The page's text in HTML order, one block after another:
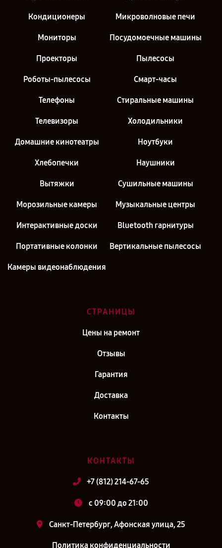
Кондиционеры Микроволновые печи
Мониторы Посудомоечные машины
Проекторы Пылесосы
Роботы-пылесосы Смарт-часы
Телефоны Стиральные машины
Телевизоры Холодильники
Домашние кинотеатры Ноутбуки
Хлебопечки Наушники
Вытяжки Сушильные машины
Морозильные камеры Музыкальные центры
Интерактивные доски Bluetooth гарнитуры
Портативные колонки Вертикальные пылесосы
Камеры видеонаблюдения
СТРАНИЦЫ
Цены на ремонт
Отзывы
Гарантия
Доставка
Контакты
КОНТАКТЫ
+7 (812) 214-67-65
c 09:00 до 21:00
Санкт-Петербург, Афонская улица, 25
Политика конфиденциальности